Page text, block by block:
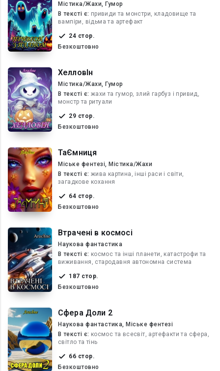
Містика/Жахи, Гумор
В текcті є: привиди та монстри, кладовище та
вампіри, відьма та артефакт
24 стор.
Безкоштовно
ХелловІн
Містика/Жахи, Гумор
В текcті є: жахи та гумор, злий гарбуз і привид,
монстр та ритуали
29 стор.
Безкоштовно
ТаЄмниця
Міське фентезі, Містика/Жахи
В текcті є: жива картина, інші раси і світи,
загадкове кохання
64 стор.
Безкоштовно
Втрачені в космосі
Наукова фантастика
В текcті є: космос та інші планети, катастрофи та
виживання, стародавня автономна система
187 стор.
Безкоштовно
Сфера Доли 2
Наукова фантастика, Міське фентезі
В текcті є: космос та всесвіт, артефакти та сфера,
світло та тінь
66 стор.
Безкоштовно